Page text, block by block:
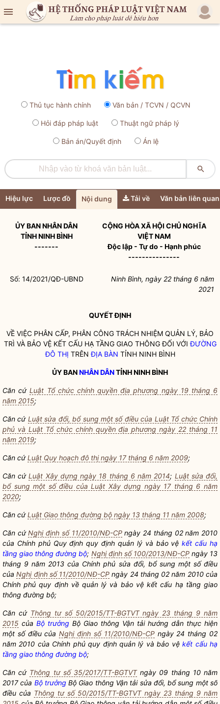

Thủ tục hành chính Văn bản / TCVN / QCVN
Hỏi đáp pháp luật Thuật ngữ pháp lý
Bản án/Quyết định Án lệ

Hiệu lực Lược đồ Nội dung Tải về Văn bản liên quan
ỦY BANNHÂN DÂN
TỈNH NINH BÌNH
-------
CỘNG HÒA XÃ HỘI CHỦ NGHĨA
VIỆT NAM
Độc lập - Tự do - Hạnh phúc
---------------
Số: 14/2021/QĐ-UBND
Ninh Bình, ngày 22 tháng 6 năm
2021
QUYẾT ĐỊNH
VỀ VIỆC PHÂN CẤP, PHÂN CÔNG TRÁCH NHIỆM QUẢN LÝ, BẢO
TRÌ VÀ BẢO VỆ KẾT CẤU HẠ TẦNG GIAO THÔNG ĐỐI VỚIĐƯỜNG
ĐÔ THỊ TRÊNĐỊA BÀN TỈNH NINH BÌNH
ỦY BANNHÂN DÂNTỈNH NINH BÌNH
Căn cứLuật Tổ chức chính quyền địa phương ngày 19 tháng 6
năm 2015;
Căn cứ Luật sửa đổi, bổ sung một số điều của Luật Tổ chức Chính
phủ và Luật Tổ chức chính quyền địa phương ngày 22 tháng 11
năm 2019;
Căn cứLuật Quy hoạch đô thị ngày 17 tháng 6 năm 2009;
Căn cứLuật Xây dựng ngày 18 tháng 6 năm 2014; Luật sửa đổi,
bổ sung một số điều của Luật Xây dựng ngày 17 tháng 6 năm
2020;
Căn cứLuật Giao thông đường bộ ngày 13 tháng 11 năm 2008;
Căn cứNghị định số 11/2010/NĐ-CPngày 24 tháng 02 năm 2010
của Chính phủ Quy định quy định quản lý và bảo vệkết cấu hạ
tầng giao thông đường bộ; Nghị định số 100/2013/NĐ-CPngày 13
tháng 9 năm 2013 của Chính phủ sửa đổi, bổ sung một số điều
củaNghị định số 11/2010/NĐ-CP ngày 24 tháng 02 năm 2010 của
Chính phủ quy định về quản lý và bảo vệkết cấu hạ tầng giao
thông đường bộ;
Căn cứ Thông tư số 50/2015/TT-BGTVT ngày 23 tháng 9 năm
2015 của Bộ trưởng Bộ Giao thông Vận tải hướng dẫn thực hiện
một số điều củaNghị định số 11/2010/NĐ-CPngày 24 tháng 02
năm 2010 của Chính phủ quy định quản lý và bảo vệkết cấu hạ
tầng giao thông đường bộ;
Căn cứ Thông tư số 35/2017/TT-BGTVTngày 09 tháng 10 năm
2017 của Bộ trưởng Bộ Giao thông Vận tải sửa đổi, bổ sung một số
điều của Thông tư số 50/2015/TT-BGTVT ngày 23 tháng 9 năm